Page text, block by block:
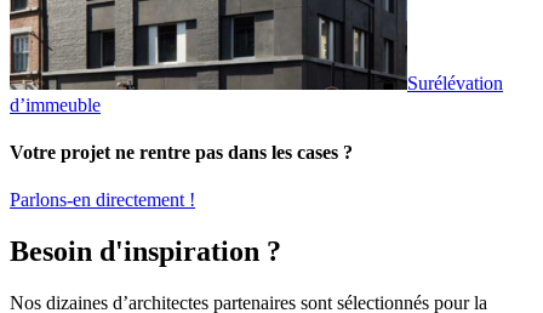
Surélévation
d’immeuble
Votre projet ne rentre pas dans les cases ?
Parlons-en directement !
Besoin d'inspiration ?
Nos dizaines d’architectes partenaires sont sélectionnés pour la